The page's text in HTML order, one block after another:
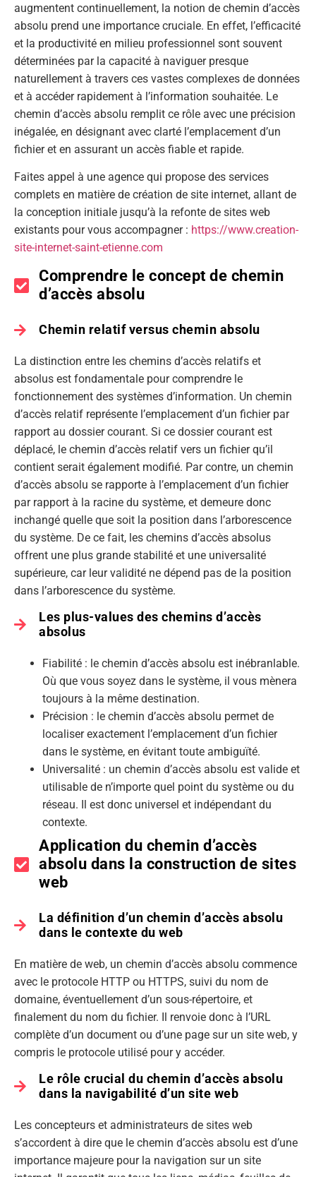
augmentent continuellement, la notion de chemin d’accès
absolu prend une importance cruciale. En effet, l’efficacité
et la productivité en milieu professionnel sont souvent
déterminées par la capacité à naviguer presque
naturellement à travers ces vastes complexes de données
et à accéder rapidement à l’information souhaitée. Le
chemin d’accès absolu remplit ce rôle avec une précision
inégalée, en désignant avec clarté l’emplacement d’un
fichier et en assurant un accès fiable et rapide.
Faites appel à une agence qui propose des services
complets en matière de création de site internet, allant de
la conception initiale jusqu’à la refonte de sites web
existants pour vous accompagner : https://www.creation-
site-internet-saint-etienne.com
Comprendre le concept de chemin
d’accès absolu
Chemin relatif versus chemin absolu
La distinction entre les chemins d’accès relatifs et
absolus est fondamentale pour comprendre le
fonctionnement des systèmes d’information. Un chemin
d’accès relatif représente l’emplacement d’un fichier par
rapport au dossier courant. Si ce dossier courant est
déplacé, le chemin d’accès relatif vers un fichier qu’il
contient serait également modifié. Par contre, un chemin
d’accès absolu se rapporte à l’emplacement d’un fichier
par rapport à la racine du système, et demeure donc
inchangé quelle que soit la position dans l’arborescence
du système. De ce fait, les chemins d’accès absolus
offrent une plus grande stabilité et une universalité
supérieure, car leur validité ne dépend pas de la position
dans l’arborescence du système.
Les plus-values des chemins d’accès
absolus
Fiabilité : le chemin d’accès absolu est inébranlable.
Où que vous soyez dans le système, il vous mènera
toujours à la même destination.
Précision : le chemin d’accès absolu permet de
localiser exactement l’emplacement d’un fichier
dans le système, en évitant toute ambiguïté.
Universalité : un chemin d’accès absolu est valide et
utilisable de n’importe quel point du système ou du
réseau. Il est donc universel et indépendant du
contexte.
Application du chemin d’accès
absolu dans la construction de sites
web
La définition d’un chemin d’accès absolu
dans le contexte du web
En matière de web, un chemin d’accès absolu commence
avec le protocole HTTP ou HTTPS, suivi du nom de
domaine, éventuellement d’un sous-répertoire, et
finalement du nom du fichier. Il renvoie donc à l’URL
complète d’un document ou d’une page sur un site web, y
compris le protocole utilisé pour y accéder.
Le rôle crucial du chemin d’accès absolu
dans la navigabilité d’un site web
Les concepteurs et administrateurs de sites web
s’accordent à dire que le chemin d’accès absolu est d’une
importance majeure pour la navigation sur un site